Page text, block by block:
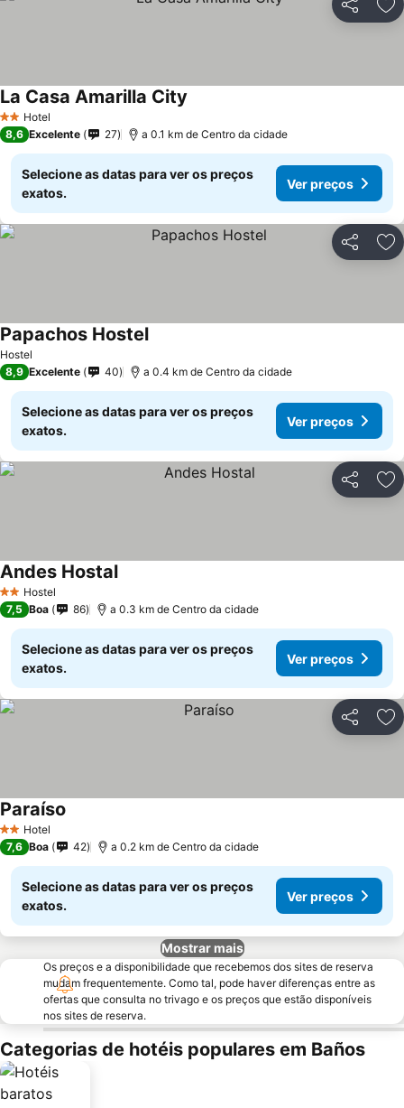
Partilhar
2 Estrelas
Hotel
La Casa Amarilla City
8,6 Excelente 27 a 0.1 km de Centro da cidade
Selecione as datas para ver os preços
exatos.
Ver preços
Partilhar
Hostel
Papachos Hostel
8,9 Excelente 40 a 0.4 km de Centro da cidade
Selecione as datas para ver os preços
exatos.
Ver preços
Partilhar
2 Estrelas
Hostel
Andes Hostal
7,5 Boa 86 a 0.3 km de Centro da cidade
Selecione as datas para ver os preços
exatos.
Ver preços
Partilhar
2 Estrelas
Hotel
Paraíso
7,6 Boa 42 a 0.2 km de Centro da cidade
Selecione as datas para ver os preços
exatos.
Ver preços
Mostrar mais
Os preços e a disponibilidade que recebemos dos sites de reserva
mudam frequentemente. Como tal, pode haver diferenças entre as
ofertas que consulta no trivago e os preços que estão disponíveis
nos sites de reserva.
Categorias de hotéis populares em Baños